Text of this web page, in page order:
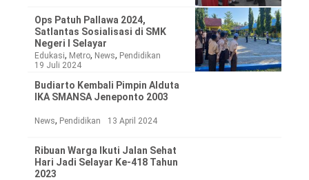
Ops Patuh Pallawa 2024,
Satlantas Sosialisasi di SMK
Negeri I Selayar
Edukasi, Metro, News, Pendidikan
19 Juli 2024
Budiarto Kembali Pimpin Alduta
IKA SMANSA Jeneponto 2003
News, Pendidikan 13 April 2024
Ribuan Warga Ikuti Jalan Sehat
Hari Jadi Selayar Ke-418 Tahun
2023